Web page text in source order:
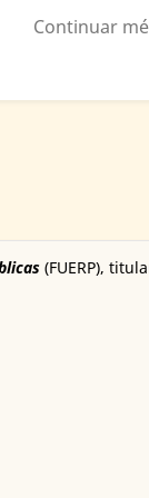
Continuar
(FUERP),